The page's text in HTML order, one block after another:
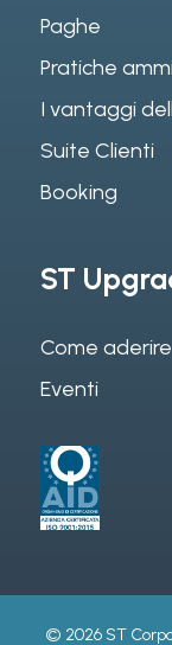
Paghe
Pratiche
I vantaggi
Suite Clienti
Booking
ST
Come aderire
Eventi
© 2026 ST